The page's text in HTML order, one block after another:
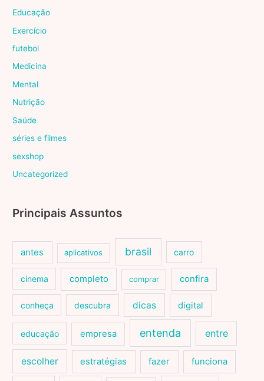
Educação
Exercício
futebol
Medicina
Mental
Nutrição
Saúde
séries e filmes
sexshop
Uncategorized
Principais Assuntos
antes aplicativos brasil carro
cinema completo comprar confira
conheça descubra dicas digital
educação empresa entenda entre
escolher estratégias fazer funciona